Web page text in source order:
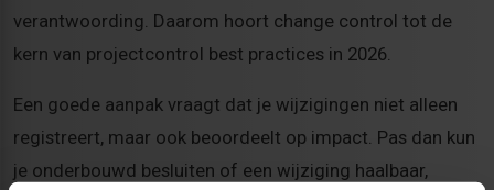
verantwoording. Daarom hoort change control tot de
kern van projectcontrol best practices in 2026.
Een goede aanpak vraagt dat je wijzigingen niet alleen
registreert, maar ook beoordeelt op impact. Pas dan kun
je onderbouwd besluiten of een wijziging haalbaar,